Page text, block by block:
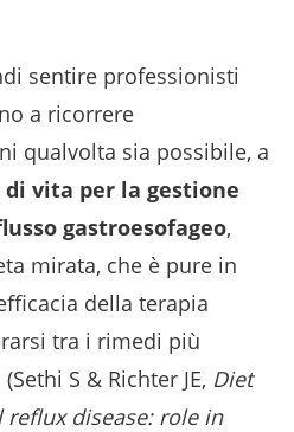
sentire professionisti
a ricorrere
qualvolta sia possibile, a
vita per la gestione
gastroesofageo,
mirata, che è pure in
della terapia
tra i rimedi più
S & Richter JE, Diet
reflux disease: role in